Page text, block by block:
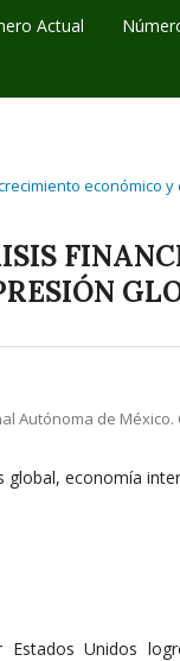
Actual
crecimiento económico
Autónoma de México.
global, economía
Unidos